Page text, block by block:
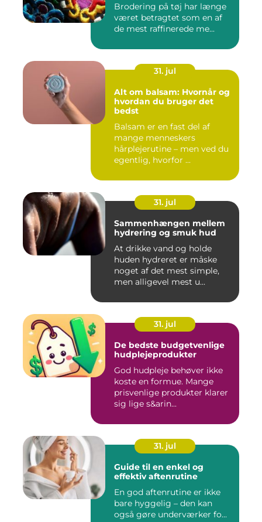
Brodering på tøj har længe
været betragtet som en af
de mest raffinerede me...
31. jul
Alt om balsam: Hvornår og
hvordan du bruger det
bedst
Balsam er en fast del af
mange menneskers
hårplejerutine – men ved du
egentlig, hvorfor ...
31. jul
Sammenhængen mellem
hydrering og smuk hud
At drikke vand og holde
huden hydreret er måske
noget af det mest simple,
men alligevel mest u...
31. jul
De bedste budgetvenlige
hudplejeprodukter
God hudpleje behøver ikke
koste en formue. Mange
prisvenlige produkter klarer
sig lige s&arin...
31. jul
Guide til en enkel og
effektiv aftenrutine
En god aftenrutine er ikke
bare hyggelig – den kan
også gøre underværker fo...